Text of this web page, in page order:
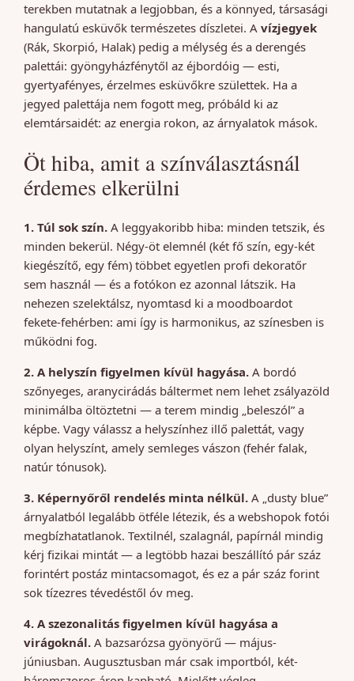
terekben mutatnak a legjobban, és a könnyed, társasági
hangulatú esküvők természetes díszletei. A vízjegyek
(Rák, Skorpió, Halak) pedig a mélység és a derengés
palettái: gyöngyházfénytől az éjbordóig — esti,
gyertyafényes, érzelmes esküvőkre születtek. Ha a
jegyed palettája nem fogott meg, próbáld ki az
elemtársaidét: az energia rokon, az árnyalatok mások.
Öt hiba, amit a színválasztásnál
érdemes elkerülni
1. Túl sok szín. A leggyakoribb hiba: minden tetszik, és
minden bekerül. Négy-öt elemnél (két fő szín, egy-két
kiegészítő, egy fém) többet egyetlen profi dekoratőr
sem használ — és a fotókon ez azonnal látszik. Ha
nehezen szelektálsz, nyomtasd ki a moodboardot
fekete-fehérben: ami így is harmonikus, az színesben is
működni fog.
2. A helyszín figyelmen kívül hagyása. A bordó
szőnyeges, aranycirádás báltermet nem lehet zsályazöld
minimálba öltöztetni — a terem mindig „beleszól” a
képbe. Vagy válassz a helyszínhez illő palettát, vagy
olyan helyszínt, amely semleges vászon (fehér falak,
natúr tónusok).
3. Képernyőről rendelés minta nélkül. A „dusty blue”
árnyalatból legalább ötféle létezik, és a webshopok fotói
megbízhatatlanok. Textilnél, szalagnál, papírnál mindig
kérj fizikai mintát — a legtöbb hazai beszállító pár száz
forintért postáz mintacsomagot, és ez a pár száz forint
sok tízezres tévedéstől óv meg.
4. A szezonalitás figyelmen kívül hagyása a
virágoknál. A bazsarózsa gyönyörű — május-
júniusban. Augusztusban már csak importból, két-